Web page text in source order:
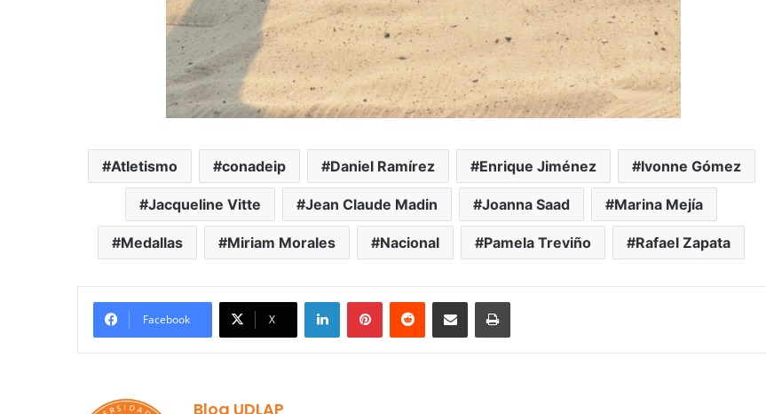
Atletismo conadeip Daniel Ramírez Enrique Jiménez Ivonne Gómez
Jacqueline Vitte Jean Claude Madin Joanna Saad Marina Mejía
Medallas Miriam Morales Nacional Pamela Treviño Rafael Zapata
Facebook X
LinkedInPinterestReddit Share via Email Print
Blog UDLAP